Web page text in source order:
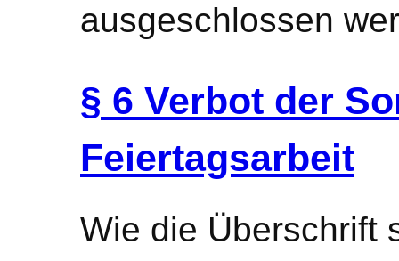
ausgeschlossen
§ 6 Verbot der
Feiertagsarbeit
Wie die Überschrift